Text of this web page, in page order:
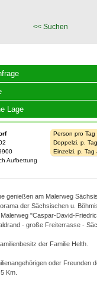
<< Suchen
Lage
Aufbettung
Person pro Tag
Doppelzi. p.
Einzelzi. p. Tag
genießen am Malerweg
der Sächsischen u.
"Caspar-David-
- große Freiterrasse -
der Familie Helth.
oder Freunden
Km.